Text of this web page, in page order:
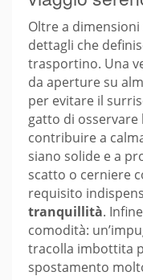
Oltre a
dettagli che
trasportino. Una
da aperture su
per evitare il
gatto di osservare
contribuire a
siano solide e a
scatto o cerniere
requisito
tranquillità.
comodità:
tracolla imbottita
spostamento